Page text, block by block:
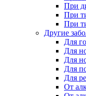
При
При
При
Другие
Для
Для
Для
Для
Для
От